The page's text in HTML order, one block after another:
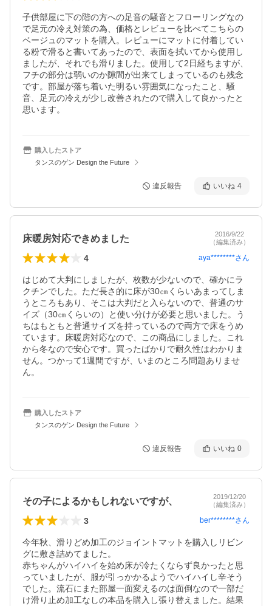
子供部屋に下の階の方への足音の騒音とフローリングなの
で足元の冷え対策の為、価格とレビューを比べてこちらの
ベージュのマットを購入。レビューにマットに付着してい
る粉で滑ると書いてあったので、表面を拭いてから使用し
ましたが、それでも滑りました。使用して2日経ちますが、
フチの部分は弱いのか隙間が出来てしまっているのも残念
です。部屋が落ち着いた明るい雰囲気になったこと、騒
音、足元の冷えが少し改善されたので購入して良かったと
思います。
購入したストア
タンスのゲン Design the Future
違反報告 いいね 4
床暖房対応できめました
2016/9/22
（編集済み）
4 aya********さん
はじめて大判にしましたが、枚数が少ないので、確かにラ
クチンでした。ただ長さ的に床が30㎝くらいあまってしま
うところもあり、そこは大判だと入らないので、普通のサ
イズ（30㎝くらいの）と使い分けが必要と思いました。う
ちはもともと普通サイズを持っているので両方で床をうめ
ています。床暖房対応なので、この商品にしました。これ
から冬なので安心です。買ったばかりで耐久性はわかりま
せん。つかって1週間ですが、いまのところ問題ありませ
ん。
購入したストア
タンスのゲン Design the Future
違反報告 いいね 0
その子によるかもしれないですが、
2019/12/20
（編集済み）
3 ber********さん
今年秋、滑りどめ加工のジョイントマットを購入しリビン
グに敷き詰めてました。
赤ちゃんがハイハイを始め床が冷たくならず良かったと思
っていましたが、服が引っかかるようでハイハイし辛そう
でした。流石にまた部屋一面変えるのは面倒なので一部だ
け滑り止め加工なしの本品を購入し張り替えました。結果